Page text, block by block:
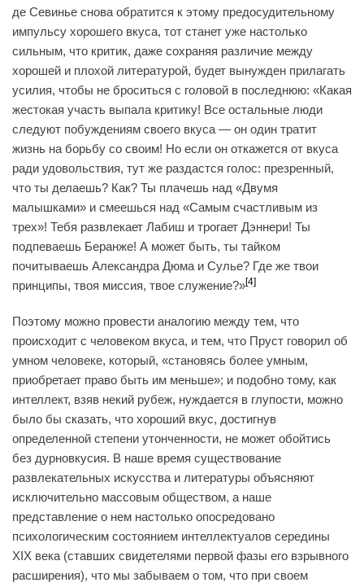
де Севинье снова обратится к этому предосудительному
импульсу хорошего вкуса, тот станет уже настолько
сильным, что критик, даже сохраняя различие между
хорошей и плохой литературой, будет вынужден прилагать
усилия, чтобы не броситься с головой в последнюю: «Какая
жестокая участь выпала критику! Все остальные люди
следуют побуждениям своего вкуса — он один тратит
жизнь на борьбу со своим! Но если он откажется от вкуса
ради удовольствия, тут же раздастся голос: презренный,
что ты делаешь? Как? Ты плачешь над «Двумя
малышками» и смеешься над «Самым счастливым из
трех»! Тебя развлекает Лабиш и трогает Дэннери! Ты
подпеваешь Беранже! А может быть, ты тайком
почитываешь Александра Дюма и Сулье? Где же твои
принципы, твоя миссия, твое служение?»[4]
Поэтому можно провести аналогию между тем, что
происходит с человеком вкуса, и тем, что Пруст говорил об
умном человеке, который, «становясь более умным,
приобретает право быть им меньше»; и подобно тому, как
интеллект, взяв некий рубеж, нуждается в глупости, можно
было бы сказать, что хороший вкус, достигнув
определенной степени утонченности, не может обойтись
без дурновкусия. В наше время существование
развлекательных искусства и литературы объясняют
исключительно массовым обществом, а наше
представление о нем настолько опосредовано
психологическим состоянием интеллектуалов середины
XIX века (ставших свидетелями первой фазы его взрывного
расширения), что мы забываем о том, что при своем